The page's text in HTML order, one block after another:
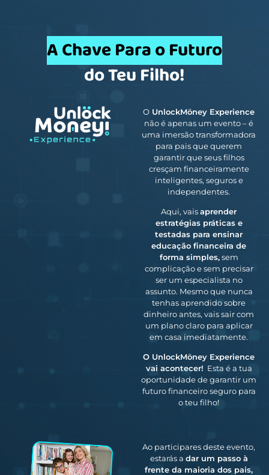
A Chave Para o Futuro
do Teu Filho!
O UnlockMöney Experience
não é apenas um evento – é
uma imersão transformadora
para pais que querem
garantir que seus filhos
cresçam financeiramente
inteligentes, seguros e
independentes.
Aqui, vaisaprender
estratégias práticas e
testadas para ensinar
educação financeira de
forma simples,sem
complicação e sem precisar
ser um especialista no
assunto. Mesmo que nunca
tenhas aprendido sobre
dinheiro antes, vais sair com
um plano claro para aplicar
em casa imediatamente.
O UnlockMöney Experience
vai acontecer! Esta é a tua
oportunidade de garantir um
futuro financeiro seguro para
o teu filho!
Ao participares deste evento,
estarás a dar um passo à
frente da maioria dos pais,